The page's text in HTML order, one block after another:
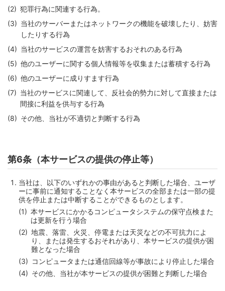
犯罪行為に関連する行為。
当社のサーバーまたはネットワークの機能を破壊したり、妨害
したりする行為
当社のサービスの運営を妨害するおそれのある行為
他のユーザーに関する個人情報等を収集または蓄積する行為
他のユーザーに成りすます行為
当社のサービスに関連して、反社会的勢力に対して直接または
間接に利益を供与する行為
その他、当社が不適切と判断する行為
第6条（本サービスの提供の停止等）
当社は、以下のいずれかの事由があると判断した場合、ユーザ
ーに事前に通知することなく本サービスの全部または一部の提
供を停止または中断することができるものとします。
本サービスにかかるコンピュータシステムの保守点検また
は更新を行う場合
地震、落雷、火災、停電または天災などの不可抗力によ
り、または発生するおそれがあり、本サービスの提供が困
難となった場合
コンピュータまたは通信回線等が事故により停止した場合
その他、当社が本サービスの提供が困難と判断した場合